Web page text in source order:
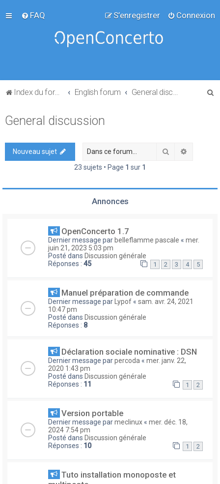
FAQ Connexion
S’enregistrer
Index du forum English forum
h
General discussion
Nouveau sujet Rechercher
23 sujets • Page 1 sur 1
Annonces
OpenConcerto 1.7
Dernier message par belleflamme pascale « mer.
juin 21, 2023 5:03 pm
Posté dans Discussion générale
Réponses : 45 1 2 3 4 5
Manuel préparation de commande
Dernier message par Lypof « sam. avr. 24, 2021
10:47 pm
Posté dans Discussion générale
Réponses : 8
Déclaration sociale nominative : DSN
Dernier message parpercoda « mer. janv. 22,
2020 1:43 pm
Posté dans Discussion générale
Réponses : 11 1 2
Version portable
Dernier message parmeclinux « mer. déc. 18,
2024 7:54 pm
Posté dans Discussion générale
Réponses : 10 1 2
Tuto installation monoposte et